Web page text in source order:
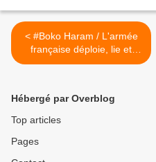
< #Boko Haram / L'armée
française déploie, lie et
contacte au Cameroun
Hébergé par Overblog
Top articles
Pages